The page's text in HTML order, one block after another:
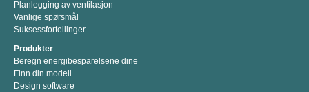
Planlegging av ventilasjon
Vanlige spørsmål
Suksessfortellinger
Produkter
Beregn energibesparelsene dine
Finn din modell
Design software